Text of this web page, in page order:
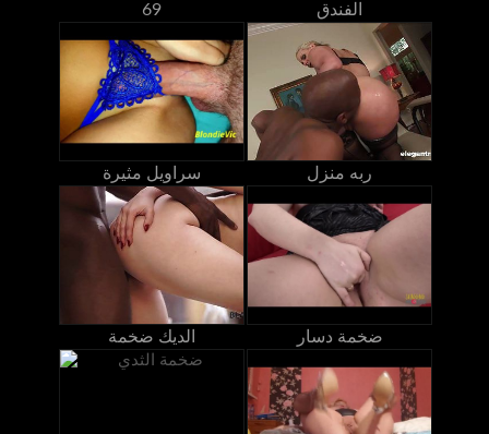
69 الفندق
سراويل مثيرة ربه منزل
الديك ضخمة ضخمة دسار